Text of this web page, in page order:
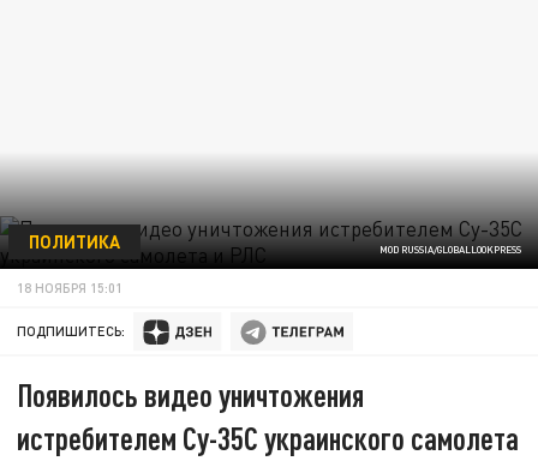
MOD RUSSIA/GLOBALLOOKPRESS
ПОЛИТИКА
18 НОЯБРЯ 15:01
ПОДПИШИТЕСЬ:
Появилось видео уничтожения
истребителем Су-35С украинского самолета